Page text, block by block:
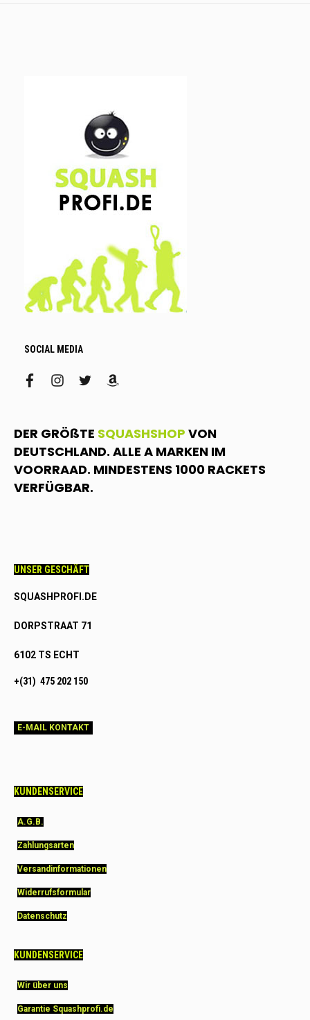
SOCIAL MEDIA
facebookinstagram
twitteramazon
DER GRÖßTE SQUASHSHOP VON
DEUTSCHLAND. ALLE A MARKEN IM
VOORRAAD. MINDESTENS 1000 RACKETS
VERFÜGBAR.
UNSER GESCHÄFT
SQUASHPROFI.DE
DORPSTRAAT 71
6102 TS ECHT
+(31) 475 202 150
E-MAIL KONTAKT
KUNDENSERVICE
A.G.B.
Zahlungsarten
Versandinformationen
Widerrufsformular
Datenschutz
KUNDENSERVICE
Wir über uns
Garantie Squashprofi.de